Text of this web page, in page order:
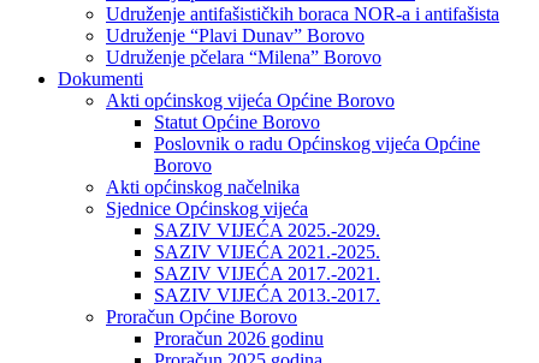
Udruženje antifašističkih boraca NOR-a i antifašista
Udruženje “Plavi Dunav” Borovo
Udruženje pčelara “Milena” Borovo
Dokumenti
Akti općinskog vijeća Općine Borovo
Statut Općine Borovo
Poslovnik o radu Općinskog vijeća Općine
Borovo
Akti općinskog načelnika
Sjednice Općinskog vijeća
SAZIV VIJEĆA 2025.-2029.
SAZIV VIJEĆA 2021.-2025.
SAZIV VIJEĆA 2017.-2021.
SAZIV VIJEĆA 2013.-2017.
Proračun Općine Borovo
Proračun 2026 godinu